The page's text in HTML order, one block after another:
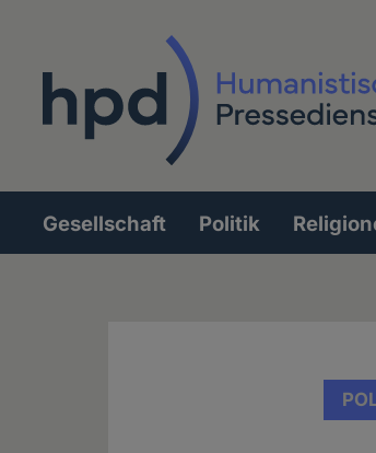
Hauptnavigation
Gesellschaft Politik